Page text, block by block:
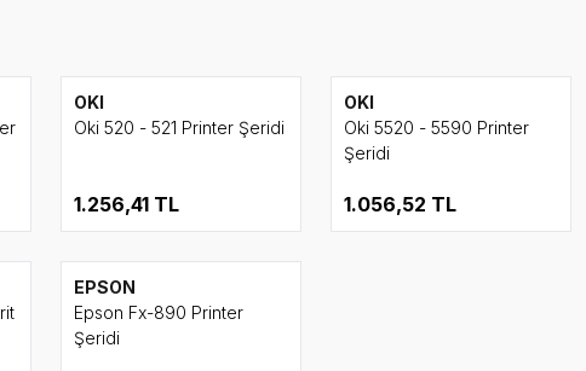
OKI
Oki 520 - 521 Printer Şeridi
1.256,41 TL
OKI
Oki 5520 - 5590 Printer
Şeridi
1.056,52 TL
EPSON
Epson Fx-890 Printer
Şeridi